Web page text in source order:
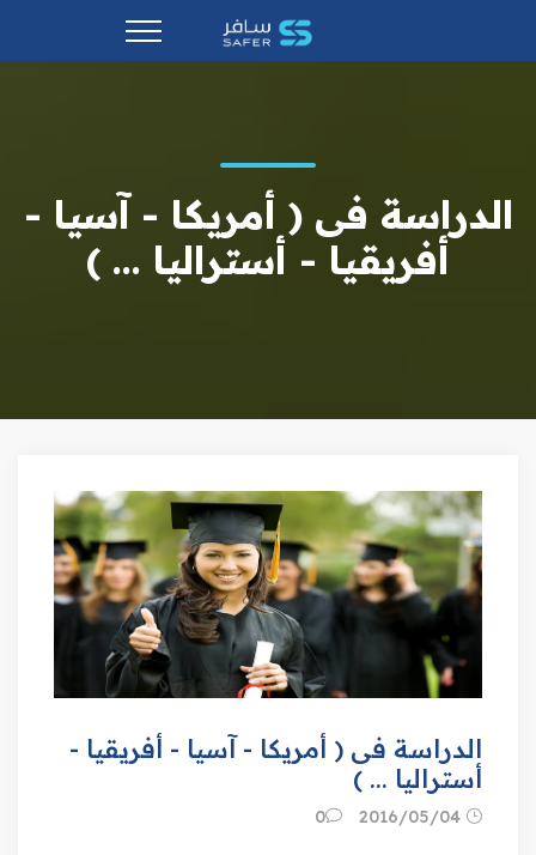
الدراسة فى ( أمريكا - آسيا -
أفريقيا - أستراليا ... )
الدراسة فى ( أمريكا - آسيا - أفريقيا -
أستراليا ... )
0